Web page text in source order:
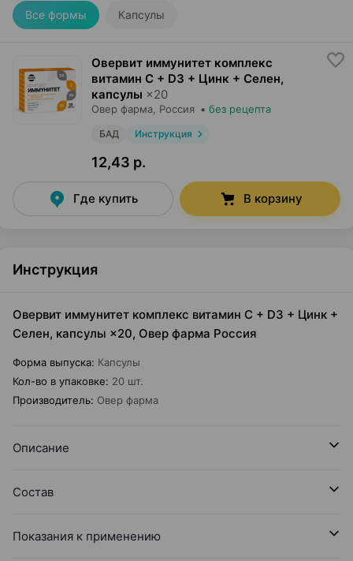
Все формы Капсулы
Овервит иммунитет комплекс
витамин С + D3 + Цинк + Селен,
капсулы ×20
Овер фарма , Россия • без рецепта
БАД Инструкция
12,43 р.
Где купить В корзину
Инструкция
Овервит иммунитет комплекс витамин С + D3 + Цинк +
Селен, капсулы ×20, Овер фарма Россия
Форма выпуска: Капсулы
Кол-во в упаковке: 20 шт.
Производитель: Овер фарма
Описание
Состав
Показания к применению